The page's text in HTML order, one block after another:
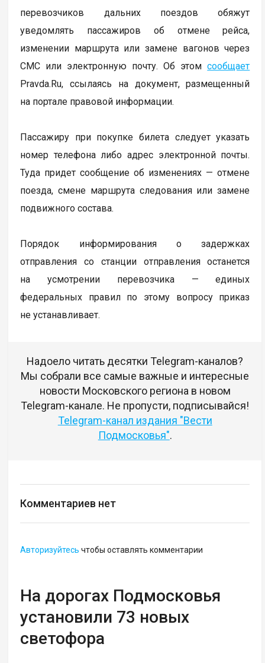
перевозчиков дальних поездов обяжут
уведомлять пассажиров об отмене рейса,
изменении маршрута или замене вагонов через
СМС или электронную почту. Об этомсообщает
Pravda.Ru, ссылаясь на документ, размещенный
на портале правовой информации.
Пассажиру при покупке билета следует указать
номер телефона либо адрес электронной почты.
Туда придет сообщение об изменениях — отмене
поезда, смене маршрута следования или замене
подвижного состава.
Порядок информирования о задержках
отправления со станции отправления останется
на усмотрении перевозчика — единых
федеральных правил по этому вопросу приказ
не устанавливает.
Надоело читать десятки Telegram-каналов?
Мы собрали все самые важные и интересные
новости Московского региона в новом
Telegram-канале. Не пропусти, подписывайся!
Telegram-канал издания "Вести
Подмосковья".
Комментариев нет
Авторизуйтесь чтобы оставлять комментарии
На дорогах Подмосковья
установили 73 новых
светофора